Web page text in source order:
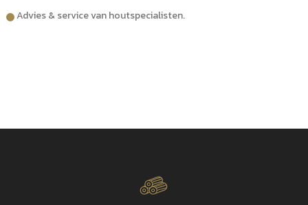
Advies & service van houtspecialisten.